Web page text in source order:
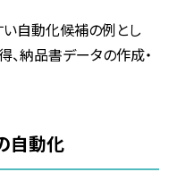
い自動化候補の例とし
、納品書データの作成・
自動化